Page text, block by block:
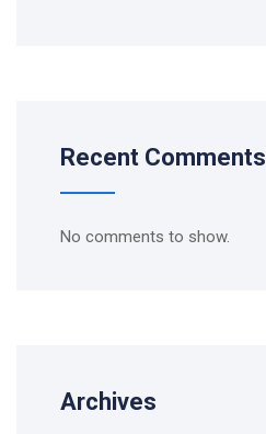
Recent Comments
No comments to show.
Archives